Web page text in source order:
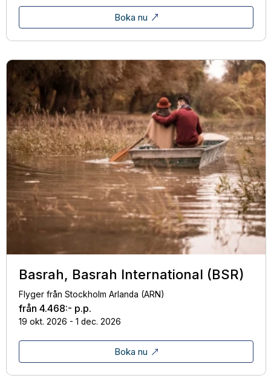
Boka nu
Basrah, Basrah International (BSR)
Flyger från Stockholm Arlanda (ARN)
från 4.468:- p.p.
19 okt. 2026 - 1 dec. 2026
Boka nu